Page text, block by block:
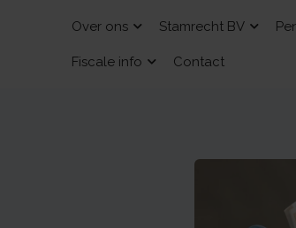
Over ons Stamrecht BV
Fiscale info Contact